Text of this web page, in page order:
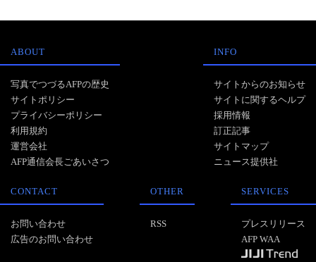
ABOUT
写真でつづるAFPの歴史
サイトポリシー
プライバシーポリシー
利用規約
運営会社
AFP通信会長ごあいさつ
INFO
サイトからのお知らせ
サイトに関するヘルプ
採用情報
訂正記事
サイトマップ
ニュース提供社
CONTACT
お問い合わせ
広告のお問い合わせ
OTHER
RSS
SERVICES
プレスリリース
AFP WAA